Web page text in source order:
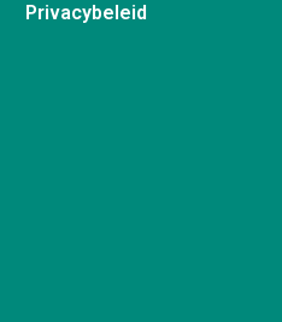
Privacybeleid